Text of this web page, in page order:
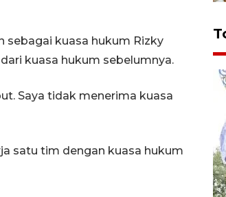
sebagai kuasa hukum Rizky
kuasa hukum sebelumnya.
Saya tidak menerima kuasa
satu tim dengan kuasa hukum